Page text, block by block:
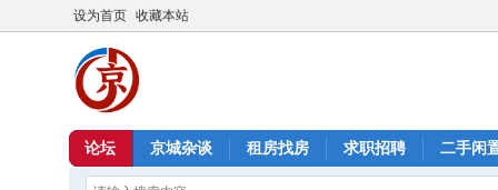
设为首页 收藏本站
论坛 京城杂谈 租房找房 求职招聘 二手闲